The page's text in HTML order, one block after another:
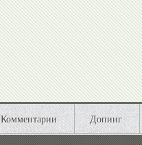
Комментарии Допинг